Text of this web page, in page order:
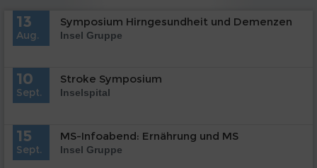
13
Aug.
Symposium Hirngesundheit und Demenzen
Insel Gruppe
10
Sept.
Stroke Symposium
Inselspital
15
Sept.
MS-Infoabend: Ernährung und MS
Insel Gruppe